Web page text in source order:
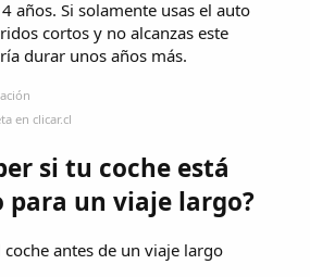
años. Si solamente usas el auto
cortos y no alcanzas este
durar unos años más.
en clicar.cl
si tu coche está
para un viaje largo?
coche antes de un viaje largo